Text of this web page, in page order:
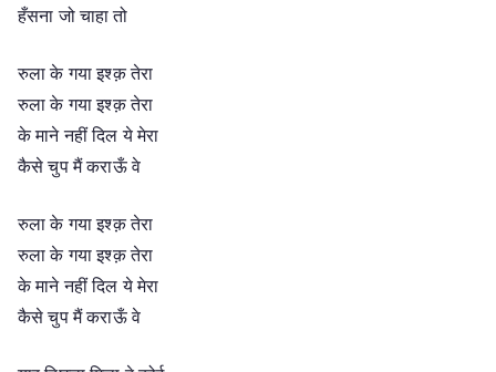
हँसना जो चाहा तो
रुला के गया इश्क़ तेरा
रुला के गया इश्क़ तेरा
के माने नहीं दिल ये मेरा
कैसे चुप मैं कराऊँ वे
रुला के गया इश्क़ तेरा
रुला के गया इश्क़ तेरा
के माने नहीं दिल ये मेरा
कैसे चुप मैं कराऊँ वे